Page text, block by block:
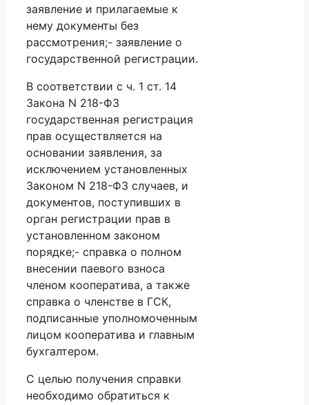
заявление и прилагаемые к
нему документы без
рассмотрения;- заявление о
государственной регистрации.
В соответствии с ч. 1 ст. 14
Закона N 218-ФЗ
государственная регистрация
прав осуществляется на
основании заявления, за
исключением установленных
Законом N 218-ФЗ случаев, и
документов, поступивших в
орган регистрации прав в
установленном законом
порядке;- справка о полном
внесении паевого взноса
членом кооператива, а также
справка о членстве в ГСК,
подписанные уполномоченным
лицом кооператива и главным
бухгалтером.
С целью получения справки
необходимо обратиться к